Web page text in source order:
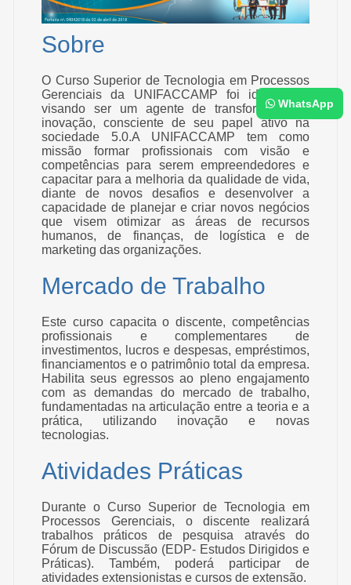
WhatsApp
Sobre
O Curso Superior de Tecnologia em Processos
Gerenciais da UNIFACCAMP foi idealizado,
visando ser um agente de transformação e
inovação, consciente de seu papel ativo na
sociedade 5.0.A UNIFACCAMP tem como
missão formar profissionais com visão e
competências para serem empreendedores e
capacitar para a melhoria da qualidade de vida,
diante de novos desafios e desenvolver a
capacidade de planejar e criar novos negócios
que visem otimizar as áreas de recursos
humanos, de finanças, de logística e de
marketing das organizações.
Mercado de Trabalho
Este curso capacita o discente, competências
profissionais e complementares de
investimentos, lucros e despesas, empréstimos,
financiamentos e o patrimônio total da empresa.
Habilita seus egressos ao pleno engajamento
com as demandas do mercado de trabalho,
fundamentadas na articulação entre a teoria e a
prática, utilizando inovação e novas
tecnologias.
Atividades Práticas
Durante o Curso Superior de Tecnologia em
Processos Gerenciais, o discente realizará
trabalhos práticos de pesquisa através do
Fórum de Discussão (EDP- Estudos Dirigidos e
Práticas). Também, poderá participar de
atividades extensionistas e cursos de extensão.